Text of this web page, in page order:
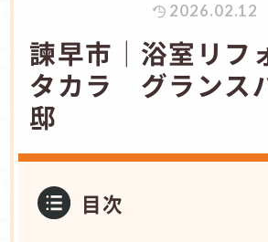
2026.02.12
諫早市│浴室リフ
タカラ グランス
邸
目次